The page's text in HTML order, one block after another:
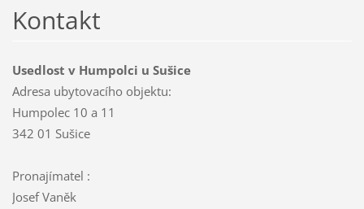
Kontakt
Usedlost v Humpolci u Sušice
Adresa ubytovacího objektu:
Humpolec 10 a 11
342 01 Sušice
Pronajímatel :
Josef Vaněk